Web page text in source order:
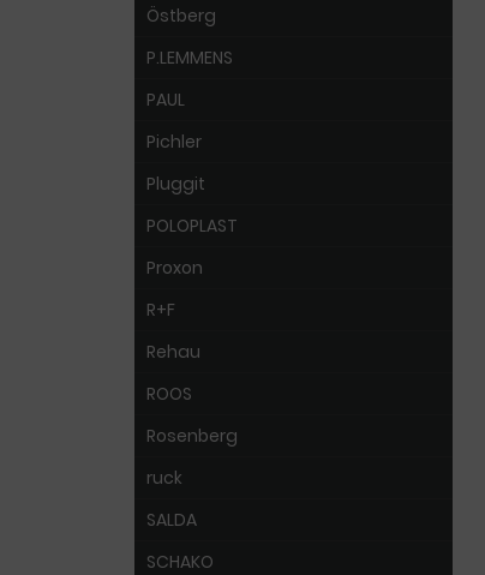
Östberg
P.LEMMENS
PAUL
Pichler
Pluggit
POLOPLAST
Proxon
R+F
Rehau
ROOS
Rosenberg
ruck
SALDA
SCHAKO